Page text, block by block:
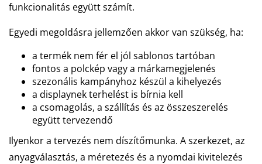
funkcionalitás együtt számít.
Egyedi megoldásra jellemzően akkor van szükség, ha:
a termék nem fér el jól sablonos tartóban
fontos a polckép vagy a márkamegjelenés
szezonális kampányhoz készül a kihelyezés
a displaynek terhelést is bírnia kell
a csomagolás, a szállítás és az összeszerelés
együtt tervezendő
Ilyenkor a tervezés nem díszítőmunka. A szerkezet, az
anyagválasztás, a méretezés és a nyomdai kivitelezés